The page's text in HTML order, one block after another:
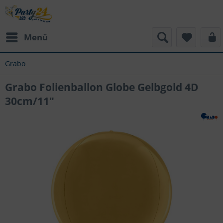
Menü
Grabo
Grabo Folienballon Globe Gelbgold 4D
30cm/11"